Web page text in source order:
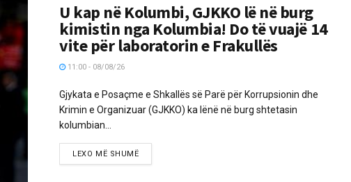
U kap në Kolumbi, GJKKO lë në burg
kimistin nga Kolumbia! Do të vuajë 14
vite për laboratorin e Frakullës
11:00 - 08/08/26
Gjykata e Posaçme e Shkallës së Parë për Korrupsionin dhe
Krimin e Organizuar (GJKKO) ka lënë në burg shtetasin
kolumbian...
LEXO MË SHUMË